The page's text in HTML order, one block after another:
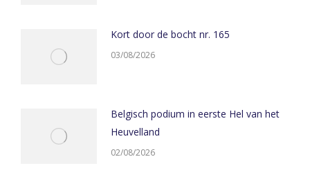
Kort door de bocht nr. 165
03/08/2026
Belgisch podium in eerste Hel van het
Heuvelland
02/08/2026